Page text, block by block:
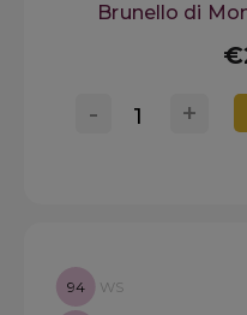
Brunello di
+
-
94 WS